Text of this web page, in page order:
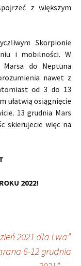
z większym
Skorpionie
i mobilności. W
Marsa do Neptuna
nawet z
od 3 do 13
ułatwią osiągnięcie
13 grudnia Mars
skierujecie więc na
2022!
2021 dla Lwa”
6-12 grudnia